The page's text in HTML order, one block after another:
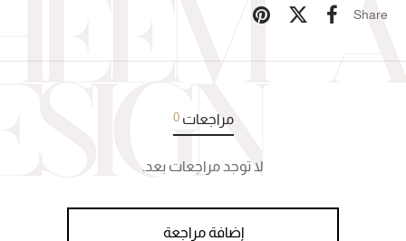
Share
مراجعات0
لا توجد مراجعات بعد.
إضافة مراجعة